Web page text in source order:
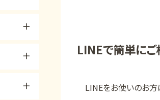
LINEで簡単にご
LINEをお使いのお方